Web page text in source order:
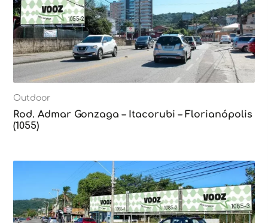
Outdoor
Rod. Admar Gonzaga – Itacorubi – Florianópolis
(1055)